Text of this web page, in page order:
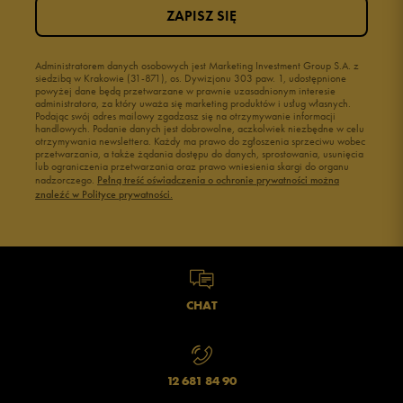
Administratorem danych osobowych jest Marketing Investment Group S.A. z
siedzibą w Krakowie (31-871), os. Dywizjonu 303 paw. 1, udostępnione
powyżej dane będą przetwarzane w prawnie uzasadnionym interesie
administratora, za który uważa się marketing produktów i usług własnych.
Podając swój adres mailowy zgadzasz się na otrzymywanie informacji
handlowych. Podanie danych jest dobrowolne, aczkolwiek niezbędne w celu
otrzymywania newslettera. Każdy ma prawo do zgłoszenia sprzeciwu wobec
przetwarzania, a także żądania dostępu do danych, sprostowania, usunięcia
lub ograniczenia przetwarzania oraz prawo wniesienia skargi do organu
nadzorczego. Pełną treść oświadczenia o ochronie prywatności można
znaleźć w Polityce prywatności.
ZAPISZ SIĘ
CHAT
12 681 84 90